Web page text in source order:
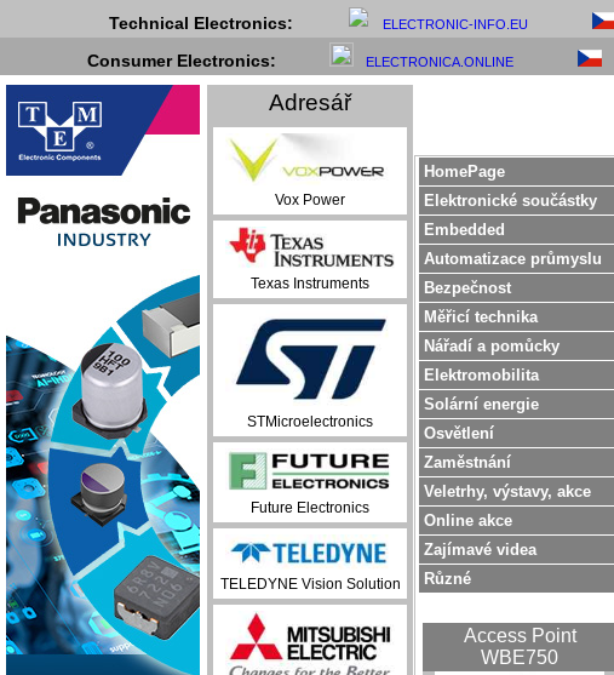
Technical Electronics: ELECTRONIC-INFO.EU
Consumer Electronics: ELECTRONICA.ONLINE
Adresář
Vox Power
Texas Instruments
STMicroelectronics
Future Electronics
TELEDYNE Vision Solution
HomePage
Elektronické součástky
Embedded
Automatizace průmyslu
Bezpečnost
Měřicí technika
Nářadí a pomůcky
Elektromobilita
Solární energie
Osvětlení
Zaměstnání
Veletrhy, výstavy, akce
Online akce
Zajímavé videa
Různé
Access Point
WBE750